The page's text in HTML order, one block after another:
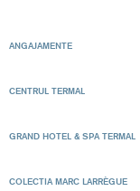
ANGAJAMENTE
CENTRUL TERMAL
GRAND HOTEL & SPA TERMAL
COLECTIA MARC LARRÈGUE